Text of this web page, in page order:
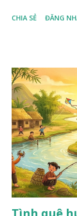
CHIA SẺ ĐĂNG
Tình quê